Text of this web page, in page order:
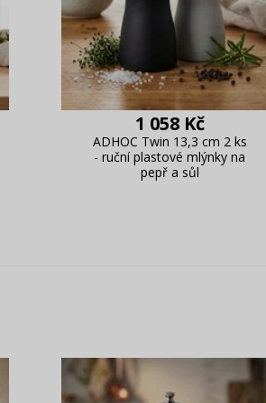
1 058 Kč
ADHOC Twin 13,3 cm 2 ks
- ruční plastové mlýnky na
pepř a sůl